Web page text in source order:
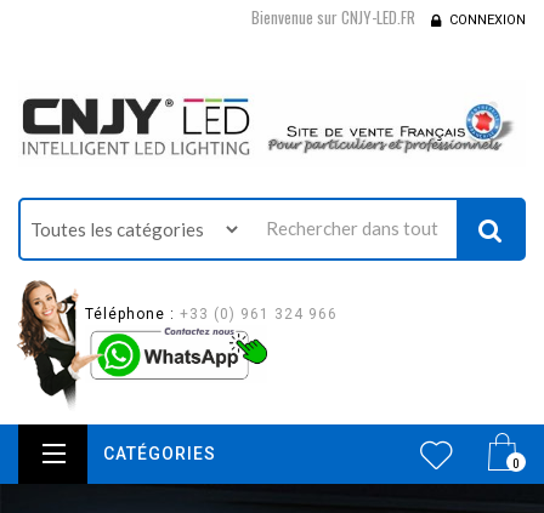
Bienvenue sur CNJY-LED.FR CONNEXION
Téléphone : +33 (0) 961 324 966
0
CATÉGORIES